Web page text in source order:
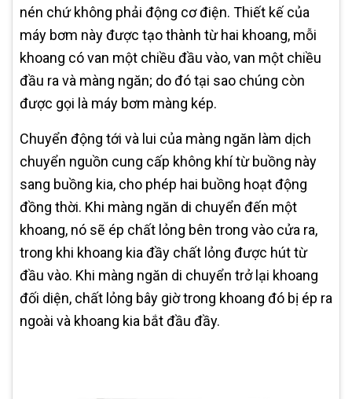
nén chứ không phải động cơ điện. Thiết kế của
máy bơm này được tạo thành từ hai khoang, mỗi
khoang có van một chiều đầu vào, van một chiều
đầu ra và màng ngăn; do đó tại sao chúng còn
được gọi là máy bơm màng kép.
Chuyển động tới và lui của màng ngăn làm dịch
chuyển nguồn cung cấp không khí từ buồng này
sang buồng kia, cho phép hai buồng hoạt động
đồng thời. Khi màng ngăn di chuyển đến một
khoang, nó sẽ ép chất lỏng bên trong vào cửa ra,
trong khi khoang kia đầy chất lỏng được hút từ
đầu vào. Khi màng ngăn di chuyển trở lại khoang
đối diện, chất lỏng bây giờ trong khoang đó bị ép ra
ngoài và khoang kia bắt đầu đầy.